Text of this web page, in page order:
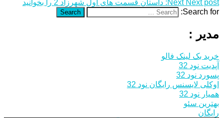
Next Next post:
داستان قسمت های اول شهرزاد 2 را بخوانید
Search for:
Search
مدیر :
خرید بک لینک فالو
آپدیت نود 32
پسورد نود 32
اوکلی لایسنس رایگان نود 32
همیار نود 32
بهترین سئو
رایگان